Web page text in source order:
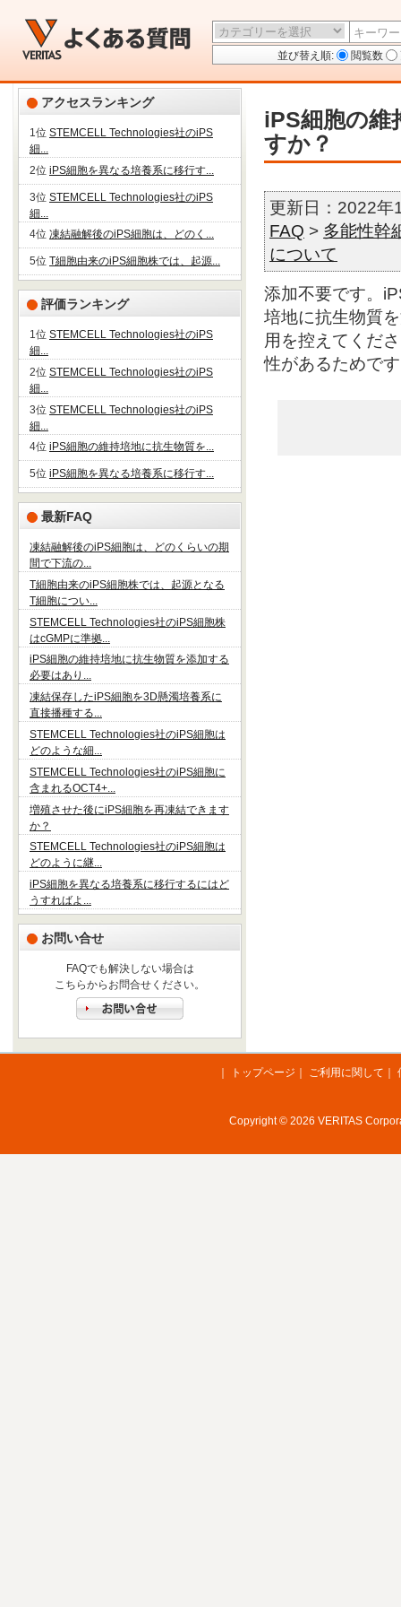
並び替え順: 閲覧数
アクセスランキング
1位 STEMCELL Technologies社のiPS
細...
2位 iPS細胞を異なる培養系に移行す...
3位 STEMCELL Technologies社のiPS
細...
4位 凍結融解後のiPS細胞は、どのく...
5位 T細胞由来のiPS細胞株では、起源...
評価ランキング
1位 STEMCELL Technologies社のiPS
細...
2位 STEMCELL Technologies社のiPS
細...
3位 STEMCELL Technologies社のiPS
細...
4位 iPS細胞の維持培地に抗生物質を...
5位 iPS細胞を異なる培養系に移行す...
最新FAQ
凍結融解後のiPS細胞は、どのくらいの期
間で下流の...
T細胞由来のiPS細胞株では、起源となる
T細胞につい...
STEMCELL Technologies社のiPS細胞株
はcGMPに準拠...
iPS細胞の維持培地に抗生物質を添加する
必要はあり...
凍結保存したiPS細胞を3D懸濁培養系に
直接播種する...
STEMCELL Technologies社のiPS細胞は
どのような細...
STEMCELL Technologies社のiPS細胞に
含まれるOCT4+...
増殖させた後にiPS細胞を再凍結できます
か？
STEMCELL Technologies社のiPS細胞は
どのように継...
iPS細胞を異なる培養系に移行するにはど
うすればよ...
お問い合せ
FAQでも解決しない場合は
こちらからお問合せください。
iPS細胞の維
すか？
更新日：2022
FAQ > 多能性幹
について
添加不要です。
培地に抗生物質
用を控えてくだ
性があるためで
トップページ ご利用に関して
Copyright © 2026 VERITAS